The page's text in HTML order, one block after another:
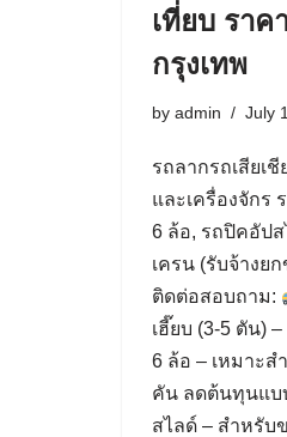
เที่ยบ ราค
กรุงเทพ
by admin July
รถลากรถเสียเ
และเครื่องจักร
6 ล้อ, รถปิคอัป
เครน (รับจ้างย
ติดต่อสอบถาม:
เฮี๊ยบ (3-5 ตัน)
6 ล้อ – เหมาะ
คัน ลดต้นทุนแบ
สไลด์ – สำหรับ